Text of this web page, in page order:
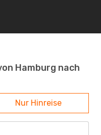
Hamburg nach
Nur Hinreise